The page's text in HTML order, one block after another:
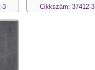
3 Cikkszám: 37412-3